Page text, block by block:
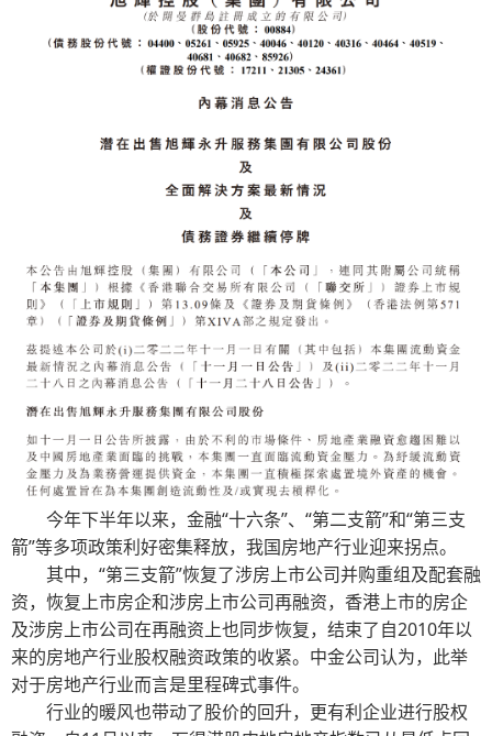
今年下半年以来，金融“十六条”、“第二支箭”和“第三支
箭”等多项政策利好密集释放，我国房地产行业迎来拐点。
其中， “第三支箭”恢复了涉房上市公司并购重组及配套融
资，恢复上市房企和涉房上市公司再融资，香港上市的房企
及涉房上市公司在再融资上也同步恢复，结束了自2010年以
来的房地产行业股权融资政策的收紧。中金公司认为， 此举
对于房地产行业而言是里程碑式事件。
行业的暖风也带动了股价的回升，更有利企业进行股权